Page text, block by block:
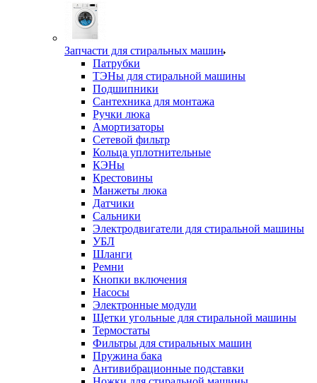
Запчасти для стиральных машин
Патрубки
ТЭНы для стиральной машины
Подшипники
Сантехника для монтажа
Ручки люка
Амортизаторы
Сетевой фильтр
Кольца уплотнительные
КЭНы
Крестовины
Манжеты люка
Датчики
Сальники
Электродвигатели для стиральной машины
УБЛ
Шланги
Ремни
Кнопки включения
Насосы
Электронные модули
Щетки угольные для стиральной машины
Термостаты
Фильтры для стиральных машин
Пружина бака
Антивибрационные подставки